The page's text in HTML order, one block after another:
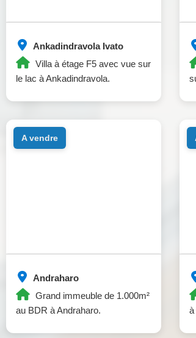
Ankadindravola Ivato
Villa à étage F5 avec vue sur
le lac à Ankadindravola.
Andraharo
Grand immeuble de 1.000m²
au BDR à Andraharo.
a vendre
à